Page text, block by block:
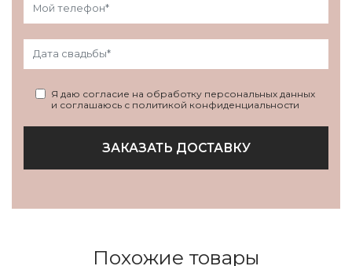
Я даю согласие на обработку персональных данных
и соглашаюсь с политикой конфиденциальности
ЗАКАЗАТЬ ДОСТАВКУ
Похожие товары